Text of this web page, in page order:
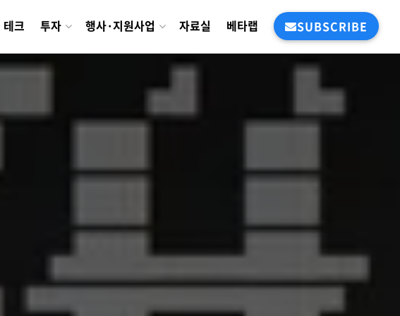
테크 투자 행사·지원사업 자료실 베타랩 SUBSCRIBE